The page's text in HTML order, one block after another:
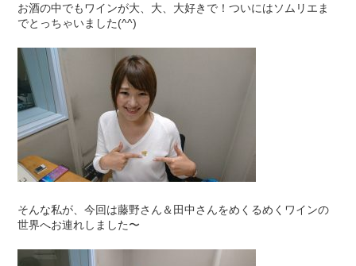
お酒の中でもワインが大、大、大好きで！ついにはソムリエま
でとっちゃいました(^^)
そんな私が、今回は藤野さん＆田中さんをめくるめくワインの
世界へお連れしました〜